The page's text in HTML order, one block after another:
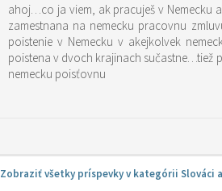
ahoj…co ja viem, ak pracuješ v Nemecku
zamestnana na nemecku pracovnu
poistenie v Nemecku v akejkolvek
poistena v dvoch krajinach sučastne…tiež
nemecku poisťovnu
Zobraziť všetky príspevky v kategórii Slováci a